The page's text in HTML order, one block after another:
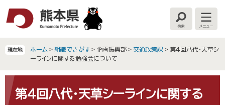
検
索
メ
ニ
ー
現在地 ホーム > 組織でさがす > 企画振興部 > 交通政策課 > 第４回八代・天草シ
ーラインに関する勉強会について
文 第４回八代・天草シーラインに関する